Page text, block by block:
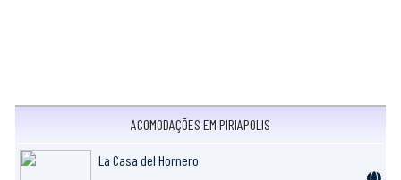
ACOMODAÇÕES EM PIRIAPOLIS
La Casa del Hornero